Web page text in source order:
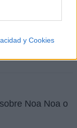
y Cookies
Noa Noa o